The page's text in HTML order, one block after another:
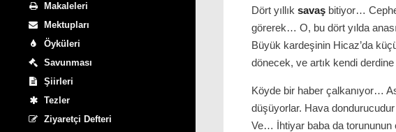
Makaleleri
Mektupları
Öyküleri
Savunması
Şiirleri
Tezler
Ziyaretçi Defteri
Dört yıllık savaş bitiyor…
görerek… O, bu dört yılda
Büyük kardeşinin Hicaz’da
dönecek, ve artık kendi
Köyde bir haber çalkanıyor…
düşüyorlar. Hava
Ve… İhtiyar baba da torununun